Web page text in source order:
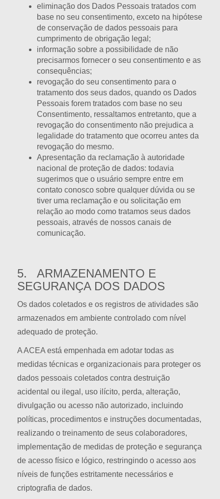
eliminação dos Dados Pessoais tratados com
base no seu consentimento, exceto na hipótese
de conservação de dados pessoais para
cumprimento de obrigação legal;
informação sobre a possibilidade de não
precisarmos fornecer o seu consentimento e as
consequências;
revogação do seu consentimento para o
tratamento dos seus dados, quando os Dados
Pessoais forem tratados com base no seu
Consentimento, ressaltamos entretanto, que a
revogação do consentimento não prejudica a
legalidade do tratamento que ocorreu antes da
revogação do mesmo.
Apresentação da reclamação à autoridade
nacional de proteção de dados: todavia
sugerimos que o usuário sempre entre em
contato conosco sobre qualquer dúvida ou se
tiver uma reclamação e ou solicitação em
relação ao modo como tratamos seus dados
pessoais, através de nossos canais de
comunicação.
5. ARMAZENAMENTO E
SEGURANÇA DOS DADOS
Os dados coletados e os registros de atividades são
armazenados em ambiente controlado com nível
adequado de proteção.
A ACEA está empenhada em adotar todas as
medidas técnicas e organizacionais para proteger os
dados pessoais coletados contra destruição
acidental ou ilegal, uso ilícito, perda, alteração,
divulgação ou acesso não autorizado, incluindo
políticas, procedimentos e instruções documentadas,
realizando o treinamento de seus colaboradores,
implementação de medidas de proteção e segurança
de acesso físico e lógico, restringindo o acesso aos
níveis de funções estritamente necessários e
criptografia de dados.